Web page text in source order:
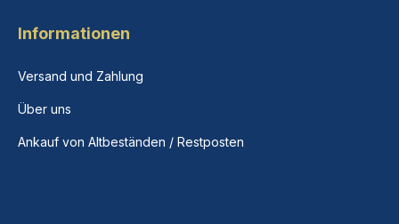
Informationen
Versand und Zahlung
Über uns
Ankauf von Altbeständen / Restposten